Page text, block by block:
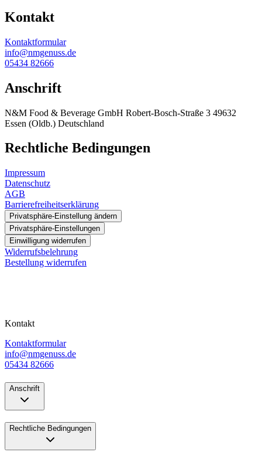
Kontakt
Kontaktformular
info@nmgenuss.de
05434 82666
Anschrift
N&M Food & Beverage GmbH Robert-Bosch-Straße 3 49632
Essen (Oldb.) Deutschland
Rechtliche Bedingungen
Impressum
Datenschutz
AGB
Barrierefreiheitserklärung
Privatsphäre-Einstellung ändern
Privatsphäre-Einstellungen
Einwilligung widerrufen
Widerrufsbelehrung
Bestellung widerrufen
Kontakt
Kontaktformular
info@nmgenuss.de
05434 82666
Anschrift
Rechtliche Bedingungen